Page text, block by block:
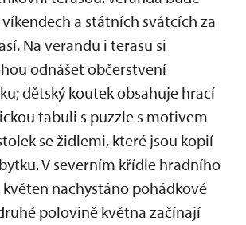
a státních svátcích za
Na verandu i terasu si
odnášet občerstvení
dětský koutek obsahuje hrací
tabuli s puzzle s motivem
se židlemi, které jsou kopií
V severním křídle hradního
květen nachystáno pohádkové
polovině května začínají